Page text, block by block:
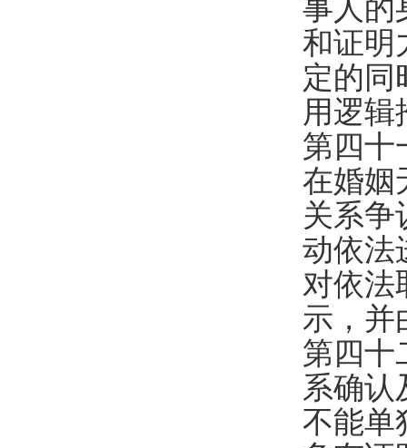
事人的
和证明
定的同
用逻辑
第四
在婚姻
关系争
动依法
对依法
示，并
第四
系确认
不能单